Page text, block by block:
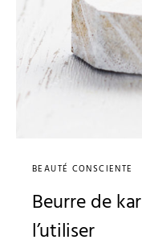
BEAUTÉ CONSCIENTE
Beurre de
l’utiliser